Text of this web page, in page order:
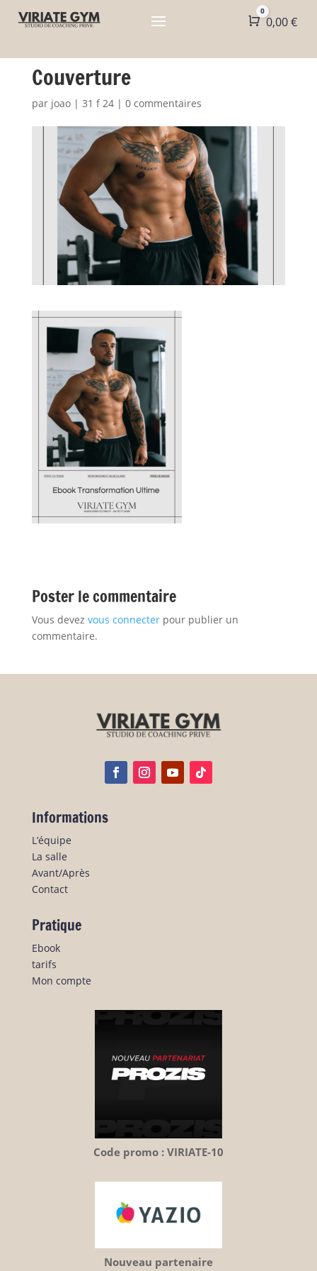
Panier
0
0,00€
Couverture
par joao| 31 f 24| 0 commentaires
Poster le commentaire
Vous devez vous connecterpour publier un
commentaire.
Informations
L’équipe
La salle
Avant/Après
Contact
Pratique
Ebook
tarifs
Mon compte
Code promo : VIRIATE-10
Nouveau partenaire